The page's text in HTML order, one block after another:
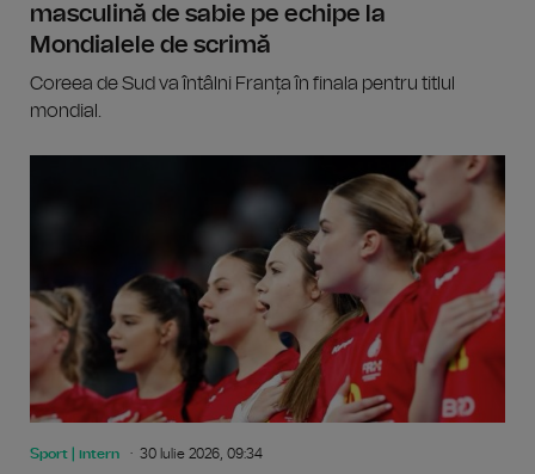
masculină de sabie pe echipe la
Mondialele de scrimă
Coreea de Sud va întâlni Franța în finala pentru titlul
mondial.
Sport | intern 30 Iulie 2026, 09:34